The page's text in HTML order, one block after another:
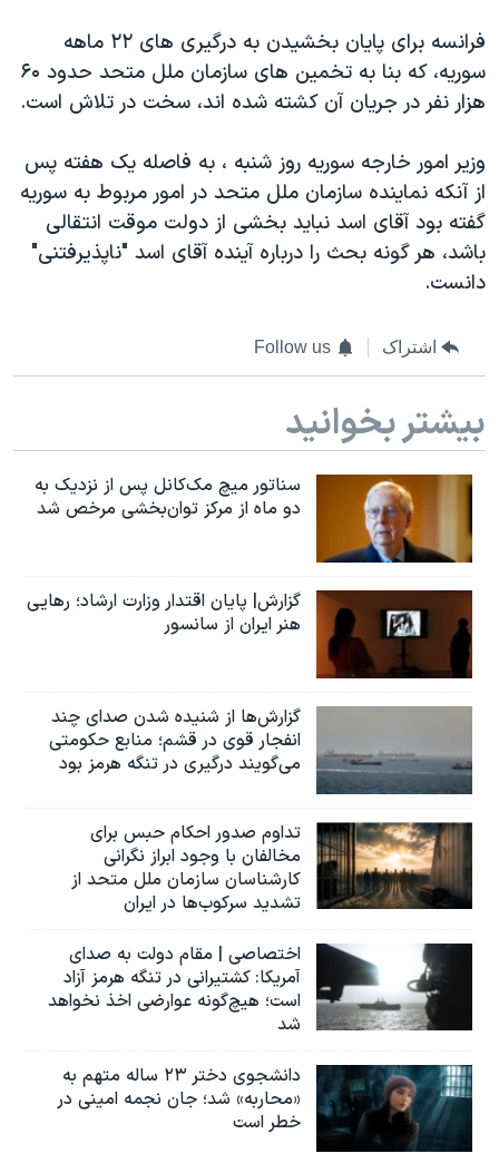
فرانسه برای پایان بخشیدن به درگیری های ۲۲ ماهه
سوریه، که بنا به تخمین های سازمان ملل متحد حدود ۶۰
هزار نفر در جریان آن کشته شده اند، سخت در تلاش است.
وزیر امور خارجه سوریه روز شنبه ، به فاصله یک هفته پس
از آنکه نماینده سازمان ملل متحد در امور مربوط به سوریه
گفته بود آقای اسد نباید بخشی از دولت موقت انتقالی
باشد، هر گونه بحث را درباره آینده آقای اسد "ناپذیرفتنی"
دانست.
اشتراک Follow us
بیشتر بخوانید
سناتور میچ مک‌کانل پس از نزدیک به
دو ماه از مرکز توان‌بخشی مرخص شد
گزارش| پایان اقتدار وزارت ارشاد؛ رهایی
هنر ایران از سانسور
گزارش‌ها از شنیده شدن صدای چند
انفجار قوی در قشم؛ منابع حکومتی
می‌گویند درگیری در تنگه هرمز بود
تداوم صدور احکام حبس برای
مخالفان با وجود ابراز نگرانی
کارشناسان سازمان ملل متحد از
تشدید سرکوب‌ها در ایران
اختصاصی | مقام دولت به صدای
آمریکا: کشتیرانی در تنگه هرمز آزاد
است؛ هیچ‌گونه عوارضی اخذ نخواهد
شد
دانشجوی دختر ۲۳ ساله متهم به
«محاربه» شد؛ جان نجمه امینی در
خطر است